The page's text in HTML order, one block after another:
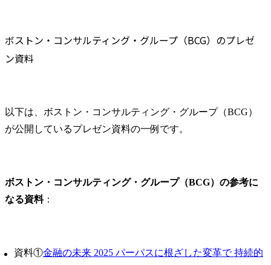
ボストン・コンサルティング・グループ（BCG）のプレゼ
ン資料
以下は、ボストン・コンサルティング・グループ（BCG）
が公開しているプレゼン資料の一例です。
ボストン・コンサルティング・グループ（BCG）の参考に
なる資料：
資料①金融の未来 2025 パーパスに根ざした変革で 持続的